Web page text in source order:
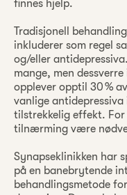
finnes hjelp.
Tradisjonell
inkluderer som regel
og/eller
mange, men
opplever opptil 30 %
vanlige antidepressiva
tilstrekkelig effekt. For
tilnærming være
Synapseklinikken har
på en banebrytende
behandlingsmetode